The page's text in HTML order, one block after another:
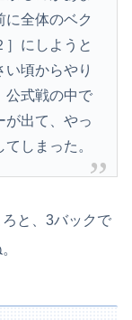
に全体のベク
］にしようと
頃からやり
公式戦の中で
が出て、やっ
しまった。
と、3バックで